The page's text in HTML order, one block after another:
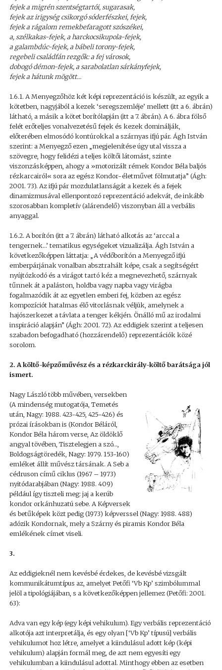
fejek a migrén szentségtartói, sugarasak,
fejek az irigység csikorgó sóderfészkei, fejek,
fejek a rágalom remekbefaragott szószékei,
a, szélkakas-fejek, a harckocsikupola-fejek,
a galambdúc-fejek, a bábeli torony-fejek,
regebeli családfán rezgők: a fej városok,
dobogó démon-fejek, a sarabolatlan sárkányfejek,
fejek a hátunk mögött…
1.6.1. A Menyegzőhöz két képi reprezentáció is készült, az egyik a
kötetben, nagyjából a kezek ‘seregszemléje’ mellett (itt a 6. ábrán)
látható, a másik a kötet borítólapján (itt a 7. ábrán). A 6. ábra fölső
felét erőteljes vonalvezetésű fejek és kezek dominálják,
előterében elmosódó kontúrokkal a szárnyas ifjú pár. Ágh István
szerint: a Menyegző ezen „megjelenítése úgy utal vissza a
szövegre, hogy felidézi a teljes költői látomást, szinte
viszonzásképpen, ahogy a »motorizált rémek Kondor Béla baljós
rézkarcairól« sora az egész Kondor-életművet fölmutatja” (Ágh:
2001. 73). Az ifjú pár mozdulatlanságát a kezek és a fejek
dinamizmusával ellenpontozó reprezentáció adekvát, de inkább
szorosabban kompletív (alárendelő) viszonyban áll a verbális
anyaggal.
1.6.2. A borítón (itt a 7. ábrán) látható alkotás az ‘arccal a
tengernek…’ tematikus egységeket vizualizálja. Ágh István a
következőképpen láttatja: „A védőborítón a Menyegző ifjú
emberpárjának vonalban absztrahált képe, csak a segítségért
nyújtózkodó és a virágot tartó kéz a megnevezhető, szárnyak
tűnnek át a paláston, holdba vagy napba vagy virágba
fogalmazódik át az egyetlen emberi fej, közben az egész
kompozíciót hatalmas élő vitorlásnak véljük, amelynek a
hajószerkezet a távlata a tenger kékjén. Önálló mű az irodalmi
inspiráció alapján” (Ágh: 2001. 72). Az eddigiek szerint a teljesen
szabadon befogadható (hozzárendelő) reprezentációk közé
sorolom.
2. A költő-képzőművész és a rézkarckirály-költő barátsága jól
ismert.
Nagy László több művében, versekben
(A mindenség mutogatója, Temetés
után, Nagy: 1988. 423-425, 425-426) és
prózai írásokban is (Kondor Béláról,
Kondor Béla három verse, Az öldöklő
angyal tövében, Tisztelegjen a szó…,
Boldogságtöredék, Nagy: 1979. 153-160)
emléket állít művész társának. A Seb a
cédruson című ciklus (1967 – 1973)
nyitódarabjában (Nagy: 1988. 409)
például így tiszteli meg: jaj a kerúb
kondor orkánhuzatú sebe. A Képversek
és betűképek közt pedig (1973) képverssel (Nagy: 1988. 488)
adózik Kondornak, mely a Szárny és piramis Kondor Béla
emlékének címet viseli.
3.
Az eddigieknél nem kevésbé érdekes, de kevésbé vizsgált
kommunikátumtípus az, amelyet Petőfi ‘Vb Kp’ szimbólummal
jelöl a tipológiájában, s a következőképpen jellemez (Petőfi: 2001.
63):
Adva van egy kép (egy képi vehikulum). Egy verbális reprezentáció
alkotója azt interpretálja, és egy olyan [‘Vb Kp’ típusú] verbális
vehikulumot hoz létre, amelyet a kiindulásul adott kép (képi
vehikulum) alapján formál meg, de azt nem egyesíti egy
vehikulumban a kiindulásul adottal. Minthogy ebben az esetben